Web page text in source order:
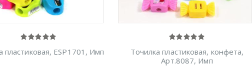
пластиковая, ESP1701, Имп
Точилка пластиковая, конфета,
Арт.8087, Имп